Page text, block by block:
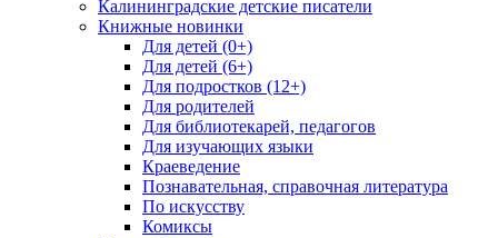
Калининградские детские писатели
Книжные новинки
Для детей (0+)
Для детей (6+)
Для подростков (12+)
Для родителей
Для библиотекарей, педагогов
Для изучающих языки
Краеведение
Познавательная, справочная литература
По искусству
Комиксы